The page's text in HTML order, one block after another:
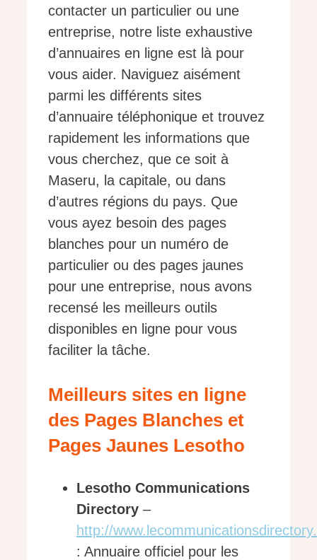
contacter un particulier ou une
entreprise, notre liste exhaustive
d’annuaires en ligne est là pour
vous aider. Naviguez aisément
parmi les différents sites
d’annuaire téléphonique et trouvez
rapidement les informations que
vous cherchez, que ce soit à
Maseru, la capitale, ou dans
d’autres régions du pays. Que
vous ayez besoin des pages
blanches pour un numéro de
particulier ou des pages jaunes
pour une entreprise, nous avons
recensé les meilleurs outils
disponibles en ligne pour vous
faciliter la tâche.
Meilleurs sites en ligne
des Pages Blanches et
Pages Jaunes Lesotho
Lesotho Communications
Directory –
http://
: Annuaire officiel pour les